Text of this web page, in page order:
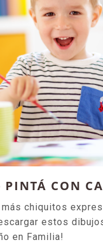
CON
chiquitos
estos
en Familia!